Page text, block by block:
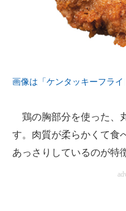
画像は「ケンタッキーフラ
鶏の胸部分を使った、
す。肉質が柔らかくて食
あっさりしているのが特